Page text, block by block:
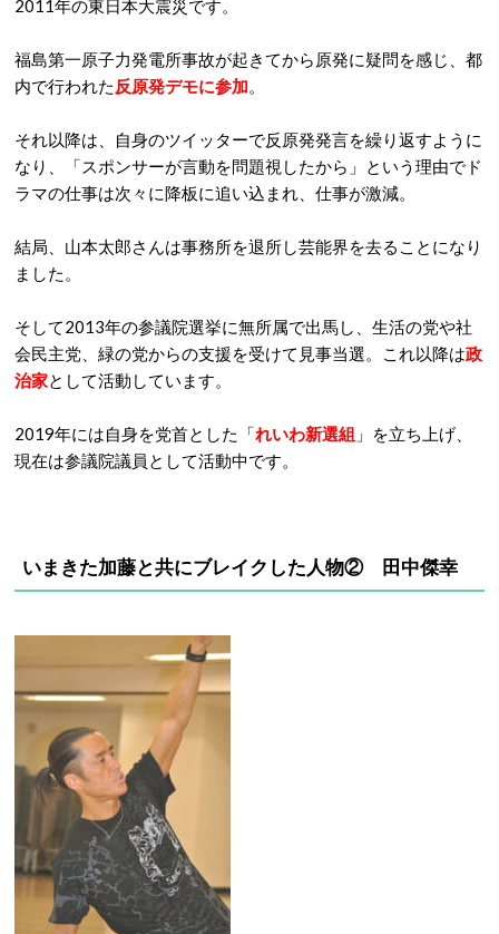
2011年の東日本大震災です。
福島第一原子力発電所事故が起きてから原発に疑問を感じ、都
内で行われた 反原発デモに参加。
それ以降は、自身のツイッターで反原発発言を繰り返すように
なり、「スポンサーが言動を問題視したから」という理由でド
ラマの仕事は次々に降板に追い込まれ、仕事が激減。
結局、山本太郎さんは事務所を退所し芸能界を去ることになり
ました。
そして2013年の参議院選挙に無所属で出馬し、生活の党や社
会民主党、緑の党からの支援を受けて見事当選。これ以降は政
治家として活動しています。
2019年には自身を党首とした「れいわ新選組 」を立ち上げ、
現在は参議院議員として活動中です。
いまきた加藤と共にブレイクした人物② 田中傑幸